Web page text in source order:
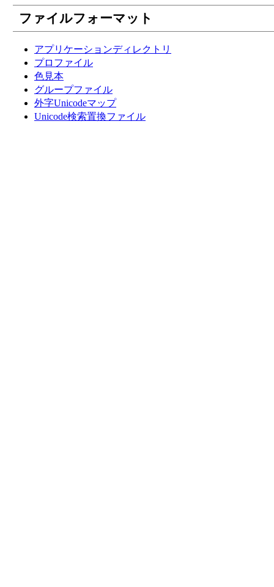
ファイルフォーマット
アプリケーションディレクトリ
プロファイル
色見本
グループファイル
外字Unicodeマップ
Unicode検索置換ファイル